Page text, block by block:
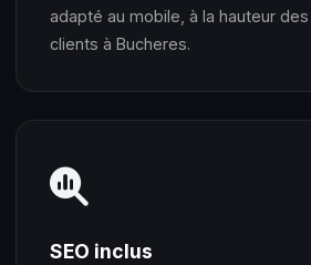
adapté au mobile, à la hauteur
clients à Bucheres.
SEO inclus